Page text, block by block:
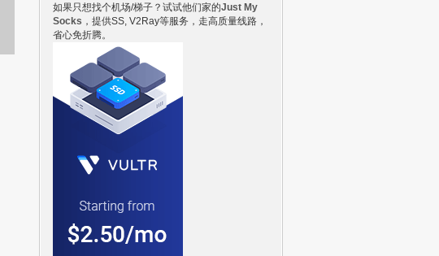
如果只想找个机场/梯子？试试他们家的Just My
Socks ，提供SS, V2Ray等服务，走高质量线路，
省心免折腾。